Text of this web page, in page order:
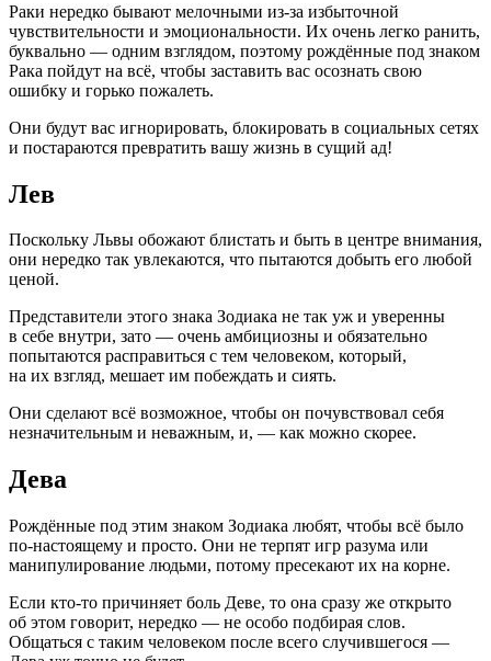
Раки нередко бывают мелочными из-за избыточной
чувствительности и эмоциональности. Их очень легко ранить,
буквально — одним взглядом, поэтому рождённые под знаком
Рака пойдут на всё, чтобы заставить вас осознать свою
ошибку и горько пожалеть.
Они будут вас игнорировать, блокировать в социальных сетях
и постараются превратить вашу жизнь в сущий ад!
Лев
Поскольку Львы обожают блистать и быть в центре внимания,
они нередко так увлекаются, что пытаются добыть его любой
ценой.
Представители этого знака Зодиака не так уж и уверенны
в себе внутри, зато — очень амбициозны и обязательно
попытаются расправиться с тем человеком, который,
на их взгляд, мешает им побеждать и сиять.
Они сделают всё возможное, чтобы он почувствовал себя
незначительным и неважным, и, — как можно скорее.
Дева
Рождённые под этим знаком Зодиака любят, чтобы всё было
по-настоящему и просто. Они не терпят игр разума или
манипулирование людьми, потому пресекают их на корне.
Если кто-то причиняет боль Деве, то она сразу же открыто
об этом говорит, нередко — не особо подбирая слов.
Общаться с таким человеком после всего случившегося —